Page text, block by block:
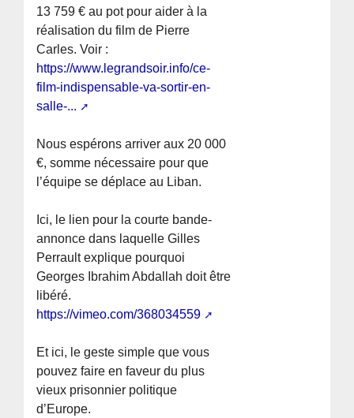
13 759 € au pot pour aider à la
réalisation du film de Pierre
Carles. Voir :
https://www.legrandsoir.info/ce-
film-indispensable-va-sortir-en-
salle-...
Nous espérons arriver aux 20 000
€, somme nécessaire pour que
l’équipe se déplace au Liban.
Ici, le lien pour la courte bande-
annonce dans laquelle Gilles
Perrault explique pourquoi
Georges Ibrahim Abdallah doit être
libéré.
https://vimeo.com/368034559
Et ici, le geste simple que vous
pouvez faire en faveur du plus
vieux prisonnier politique
d’Europe.